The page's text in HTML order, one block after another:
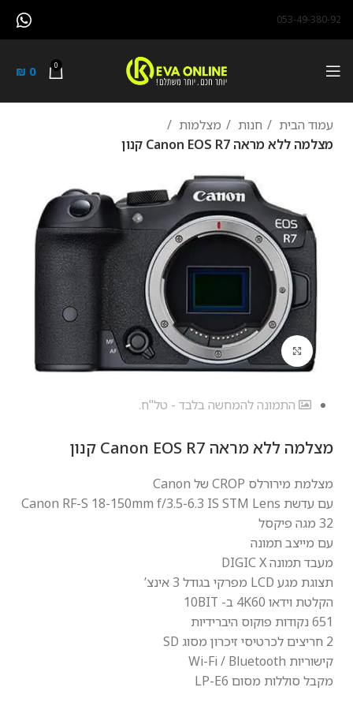
053-49-380-92
0
₪ 0
עמוד הבית חנות
מצלמות
מצלמה ‏ללא מראה Canon EOS R7 קנון
לחץ להגדלה
התמונה להמחשה בלבד - טל"ח.
מצלמה ‏ללא מראה Canon EOS R7 קנון
מצלמת מירורלס CROP של Canon
עם עדשת Canon RF-S 18-150mm f/3.5-6.3 IS STM Lens
32 מגה פיקסל
עם מייצב תמונה
מעבד תמונה DIGIC X
תצוגת מגע LCD מפרקי בגודל 3 אינצ’
הקלטת וידאו 4K60 ב- 10BIT
651 נקודות פוקוס היברידיות
2 חריצים לכרטיסי זיכרון מסוג SD
קישוריות Wi-Fi / Bluetooth
מקבל סוללות מסום LP-E6